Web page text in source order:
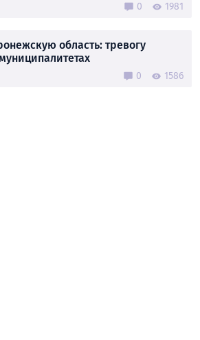
0 1981
область: тревогу
0 1586